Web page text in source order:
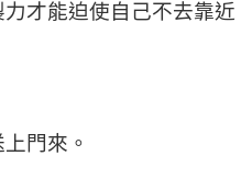
才能迫使自己不去靠近
門來。